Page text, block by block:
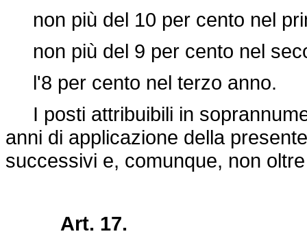
non più del 10 per cento nel
non più del 9 per cento nel
l'8 per cento nel terzo anno.
I posti attribuibili in
anni di applicazione della
successivi e, comunque, non
Art. 17.